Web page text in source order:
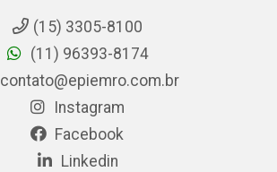
(15) 3305-8100
(11) 96393-8174
contato@epiemro.com.br
Instagram
Facebook
Linkedin